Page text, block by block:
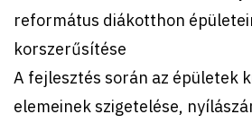
református diákotthon
korszerűsítése
A fejlesztés során az épületek
elemeinek szigetelése,